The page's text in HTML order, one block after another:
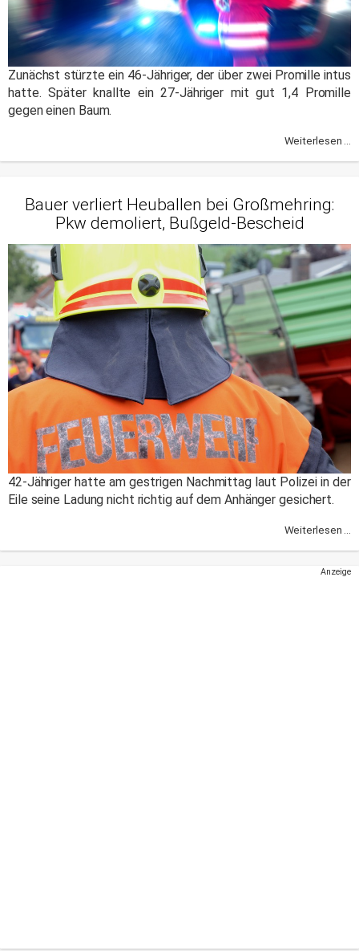
Zunächst stürzte ein 46-Jähriger, der über zwei Promille intus
hatte. Später knallte ein 27-Jähriger mit gut 1,4 Promille
gegen einen Baum.
Weiterlesen ...
Bauer verliert Heuballen bei Großmehring:
Pkw demoliert, Bußgeld-Bescheid
42-Jähriger hatte am gestrigen Nachmittag laut Polizei in der
Eile seine Ladung nicht richtig auf dem Anhänger gesichert.
Weiterlesen ...
Anzeige